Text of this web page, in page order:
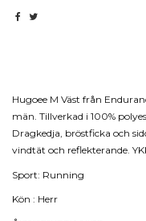
Hugoee M Väst från
män. Tillverkad i 100%
Dragkedja, bröstficka och
vindtät och reflekterande.
Sport: Running
Kön : Herr